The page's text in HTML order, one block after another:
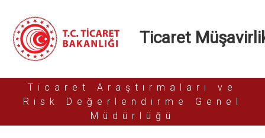
Ticaret
Ticaret Araştırmaları ve
Risk Değerlendirme Genel
Müdürlüğü